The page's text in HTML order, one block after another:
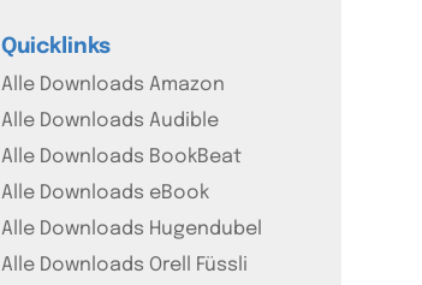
Quicklinks
Alle Downloads Amazon
Alle Downloads Audible
Alle Downloads BookBeat
Alle Downloads eBook
Alle Downloads Hugendubel
Alle Downloads Orell Füssli